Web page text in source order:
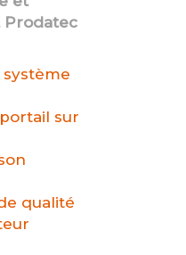
Prodatec
sur
qualité